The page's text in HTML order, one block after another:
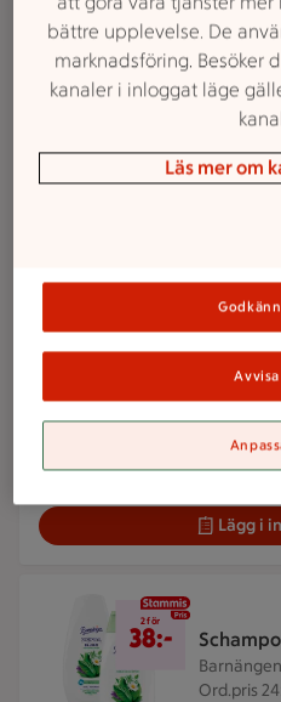
Veckans reklamfilm
Pärsons.
Lägg i
Dafgård.
92:86/kg.
Lägg i
Ord.pris
2 för 38 kr
2 för
38:-
bättre upplevelse. De
marknadsföring. Besöker
kanaler i inloggat läge
Läs mer om